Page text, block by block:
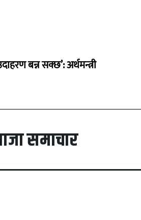
बन्न सक्छ’: अर्थमन्त्री
समाचार